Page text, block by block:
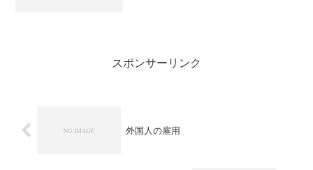
スポンサーリンク
外国人の雇用